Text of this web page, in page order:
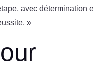
avec détermination
»